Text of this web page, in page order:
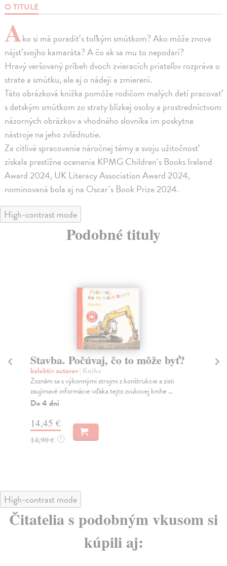
O TITULE
Ako si má poradiť s toľkým smútkom? Ako môže znova
nájsť svojho kamaráta? A čo ak sa mu to nepodarí?
Hravý veršovaný príbeh dvoch zvieracích priateľov rozpráva o
strate a smútku, ale aj o nádeji a zmierení.
Táto obrázková knižka pomôže rodičom malých detí pracovať
s detským smútkom zo straty blízkej osoby a prostredníctvom
názorných obrázkov a vhodného slovníka im poskytne
nástroje na jeho zvládnutie.
Za citlivé spracovanie náročnej témy a svoju užitočnosť
získala prestížne ocenenia KPMG Children‘s Books Ireland
Award 2024, UK Literacy Association Award 2024,
nominovaná bola aj na Oscar´s Book Prize 2024.
High-contrast mode
Podobné tituly
Stavba. Počúvaj, čo to môže byť?
kolektív autorov| Kniha
Zoznám sa s výkonnými strojmi z konštrukcie a zisti
zaujímavé informácie vďaka tejto zvukovej knihe ...
Do 4 dní
14,45 €
14,90 € ?
High-contrast mode
Čitatelia s podobným vkusom si
kúpili aj: